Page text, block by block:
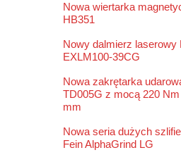
Nowa wiertarka
HB351
Nowy dalmierz laserowy
EXLM100-39CG
Nowa zakrętarka
TD005G z mocą 220 Nm
mm
Nowa seria dużych
Fein AlphaGrind LG